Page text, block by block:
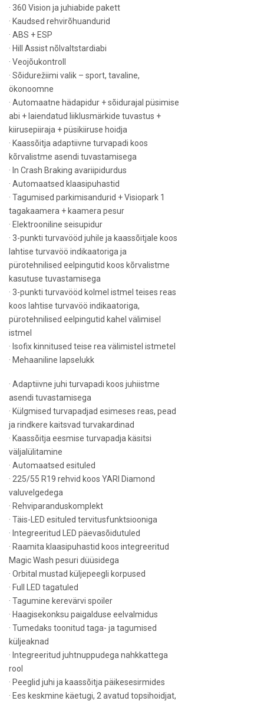
· 360 Vision ja juhiabide pakett
· Kaudsed rehvirõhuandurid
· ABS + ESP
· Hill Assist nõlvaltstardiabi
· Veojõukontroll
· Sõidurežiimi valik – sport, tavaline,
ökonoomne
· Automaatne hädapidur + sõidurajal püsimise
abi + laiendatud liiklusmärkide tuvastus +
kiirusepiiraja + püsikiiruse hoidja
· Kaassõitja adaptiivne turvapadi koos
kõrvalistme asendi tuvastamisega
· In Crash Braking avariipidurdus
· Automaatsed klaasipuhastid
· Tagumised parkimisandurid + Visiopark 1
tagakaamera + kaamera pesur
· Elektrooniline seisupidur
· 3-punkti turvavööd juhile ja kaassõitjale koos
lahtise turvavöö indikaatoriga ja
pürotehnilised eelpingutid koos kõrvalistme
kasutuse tuvastamisega
· 3-punkti turvavööd kolmel istmel teises reas
koos lahtise turvavöö indikaatoriga,
pürotehnilised eelpingutid kahel välimisel
istmel
· Isofix kinnitused teise rea välimistel istmetel
· Mehaaniline lapselukk
· Adaptiivne juhi turvapadi koos juhiistme
asendi tuvastamisega
· Külgmised turvapadjad esimeses reas, pead
ja rindkere kaitsvad turvakardinad
· Kaassõitja eesmise turvapadja käsitsi
väljalülitamine
· Automaatsed esituled
· 225/55 R19 rehvid koos YARI Diamond
valuvelgedega
· Rehviparanduskomplekt
· Täis-LED esituled tervitusfunktsiooniga
· Integreeritud LED päevasõidutuled
· Raamita klaasipuhastid koos integreeritud
Magic Wash pesuri düüsidega
· Orbital mustad küljepeegli korpused
· Full LED tagatuled
· Tagumine kerevärvi spoiler
· Haagisekonksu paigalduse eelvalmidus
· Tumedaks toonitud taga- ja tagumised
küljeaknad
· Integreeritud juhtnuppudega nahkkattega
rool
· Peeglid juhi ja kaassõitja päikesesirmides
· Ees keskmine käetugi, 2 avatud topsihoidjat,